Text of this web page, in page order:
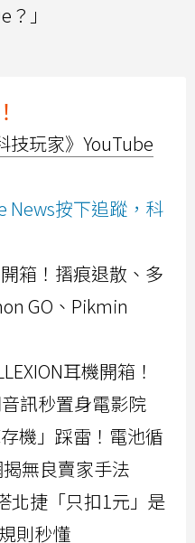
」
技玩家》YouTube
News按下追蹤，科
箱！摺痕退散、多
GO、Pikmin
耳機開箱！
訊秒置身電影院
機」踩雷！電池循
無良賣家手法
北捷「只扣1元」是
則秒懂